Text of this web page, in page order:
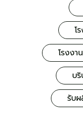
โ
โรงง
บ
รับ